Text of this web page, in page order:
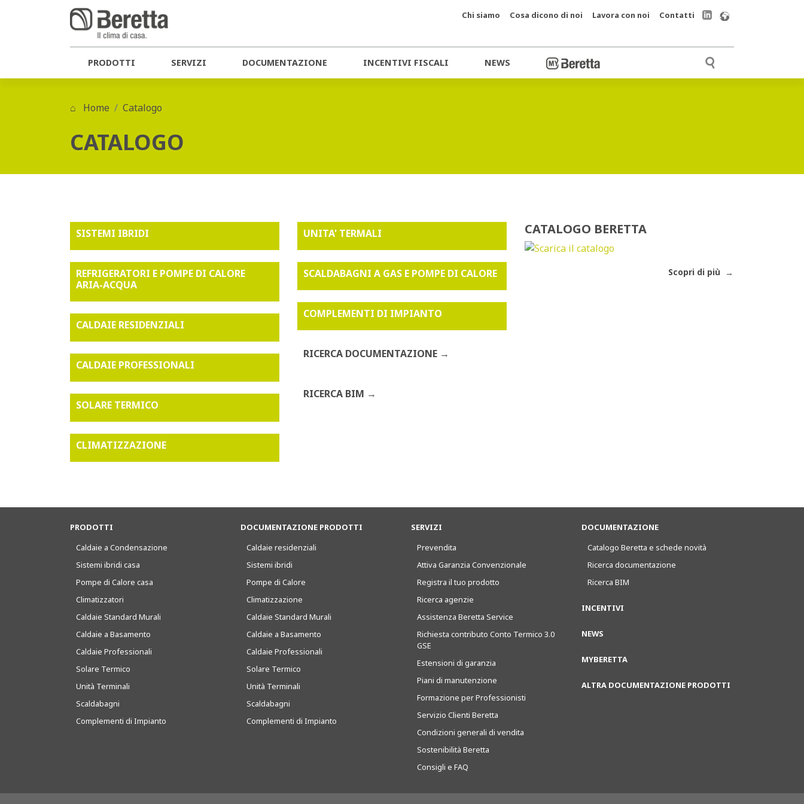
PRODOTTI SERVIZI DOCUMENTAZIONE INCENTIVI FISCALI NEWS
Chi siamo Cosa dicono di noi Lavora con noi Contatti
Home Catalogo
CATALOGO
SISTEMI IBRIDI
REFRIGERATORI E POMPE DI CALORE
ARIA-ACQUA
CALDAIE RESIDENZIALI
CALDAIE PROFESSIONALI
SOLARE TERMICO
CLIMATIZZAZIONE
UNITA' TERMALI
SCALDABAGNI A GAS E POMPE DI CALORE
COMPLEMENTI DI IMPIANTO
RICERCA DOCUMENTAZIONE
RICERCA BIM
CATALOGO BERETTA
Scopri di più
PRODOTTI
Caldaie a Condensazione
Sistemi ibridi casa
Pompe di Calore casa
Climatizzatori
Caldaie Standard Murali
Caldaie a Basamento
Caldaie Professionali
Solare Termico
Unità Terminali
Scaldabagni
Complementi di Impianto
DOCUMENTAZIONE PRODOTTI
Caldaie residenziali
Sistemi ibridi
Pompe di Calore
Climatizzazione
Caldaie Standard Murali
Caldaie a Basamento
Caldaie Professionali
Solare Termico
Unità Terminali
Scaldabagni
Complementi di Impianto
SERVIZI
Prevendita
Attiva Garanzia Convenzionale
Registra il tuo prodotto
Ricerca agenzie
Assistenza Beretta Service
Richiesta contributo Conto Termico 3.0
GSE
Estensioni di garanzia
Piani di manutenzione
Formazione per Professionisti
Servizio Clienti Beretta
Condizioni generali di vendita
Sostenibilità Beretta
Consigli e FAQ
DOCUMENTAZIONE
Catalogo Beretta e schede novità
Ricerca documentazione
Ricerca BIM
INCENTIVI
NEWS
MYBERETTA
ALTRA DOCUMENTAZIONE PRODOTTI